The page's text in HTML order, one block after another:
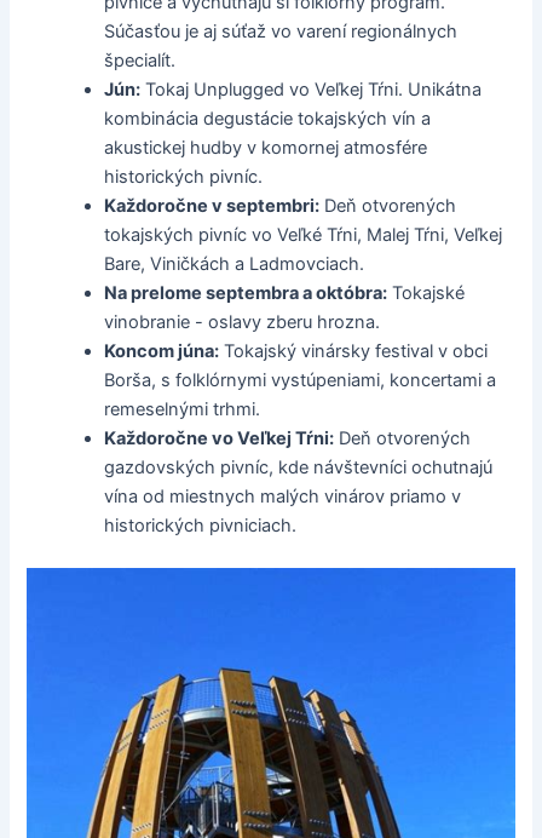
Súčasťou je aj súťaž vo varení regionálnych
špecialít.
Jún: Tokaj Unplugged vo Veľkej Tŕni. Unikátna
kombinácia degustácie tokajských vín a
akustickej hudby v komornej atmosfére
historických pivníc.
Každoročne v septembri: Deň otvorených
tokajských pivníc vo Veľké Tŕni, Malej Tŕni, Veľkej
Bare, Viničkách a Ladmovciach.
Na prelome septembra a októbra: Tokajské
vinobranie - oslavy zberu hrozna.
Koncom júna: Tokajský vinársky festival v obci
Borša, s folklórnymi vystúpeniami, koncertami a
remeselnými trhmi.
Každoročne vo Veľkej Tŕni: Deň otvorených
gazdovských pivníc, kde návštevníci ochutnajú
vína od miestnych malých vinárov priamo v
historických pivniciach.